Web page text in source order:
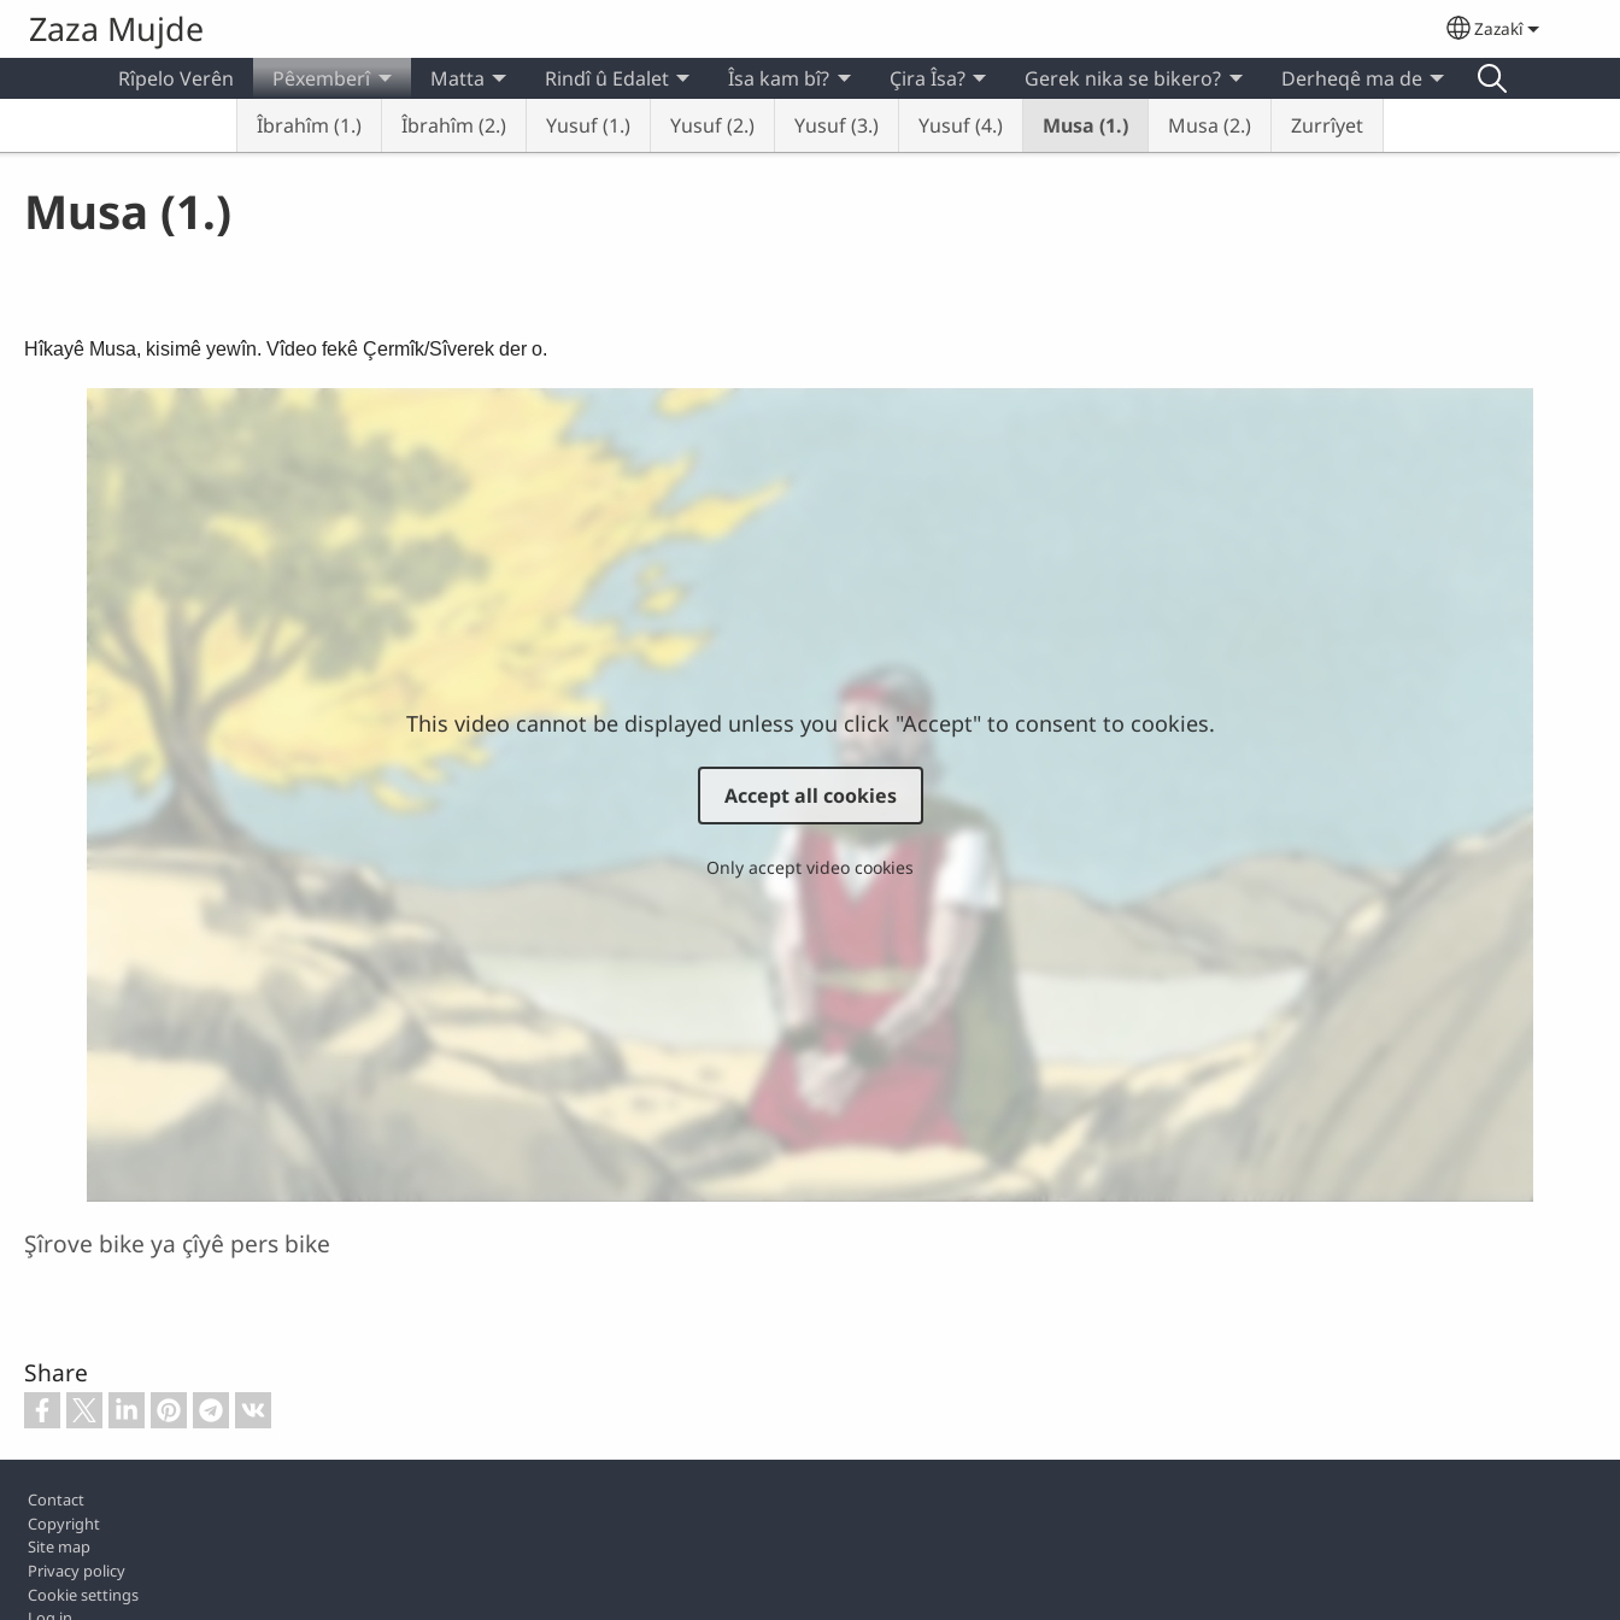
Skip to main content
Zaza Mujde Select your
Zazakî
Rîpelo Verên
Pêxemberî
Îbrahîm (1.)
Îbrahîm (2.) Yusuf (1.) Yusuf (2.) Yusuf (3.) Yusuf (4.) Musa (1.) Musa (2.) Zurrîyet
Matta Rindî û Edalet Îsa kam bî? Çira Îsa? Gerek nika se bikero? Derheqê ma de
Musa (1.)
Hîkayê Musa, kisimê yewîn. Vîdeo fekê Çermîk/Sîverek der o.
This video cannot be displayed unless you click "Accept" to consent to cookies.
Accept all cookies
Only accept video cookies
Şîrove bike ya çîyê pers bike
Share
Footer
Contact
Copyright
Site map
Privacy policy
Cookie settings